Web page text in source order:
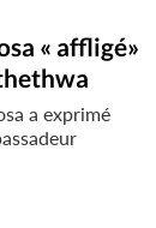
« affligé»
a exprimé